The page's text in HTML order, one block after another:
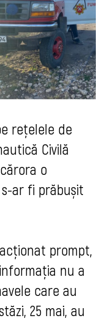
rețelele de
Civilă
o
ar fi prăbușit
prompt,
nu a
care au
25 mai, au